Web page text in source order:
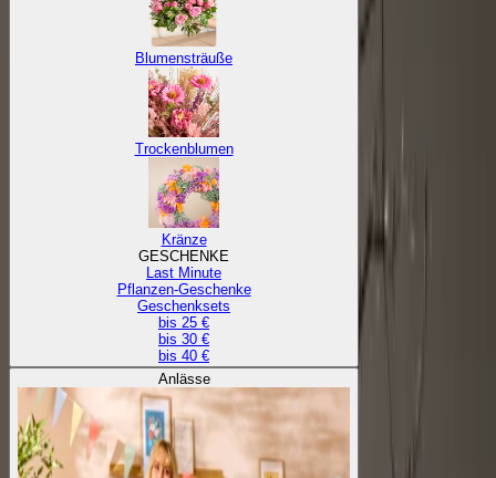
Blumensträuße
Trockenblumen
Kränze
GESCHENKE
Last Minute
Pflanzen-Geschenke
Geschenksets
bis 25 €
bis 30 €
bis 40 €
Anlässe